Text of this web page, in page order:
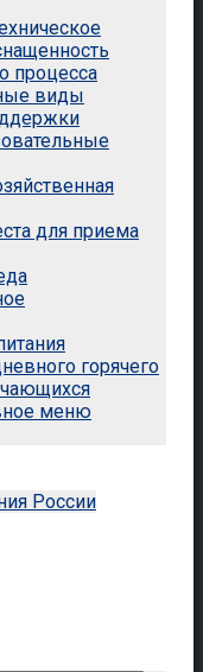
процесса
виды
для приема
горячего
меню
России